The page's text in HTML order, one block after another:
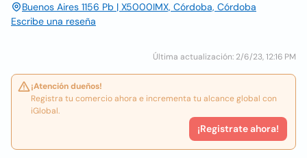
Buenos Aires 1156 Pb | X5000IMX, Córdoba, Córdoba
Escribe una reseña
Última actualización: 2/6/23, 12:16 PM
¡Atención dueños!
Registra tu comercio ahora e incrementa tu alcance global con
iGlobal.
¡Registrate ahora!